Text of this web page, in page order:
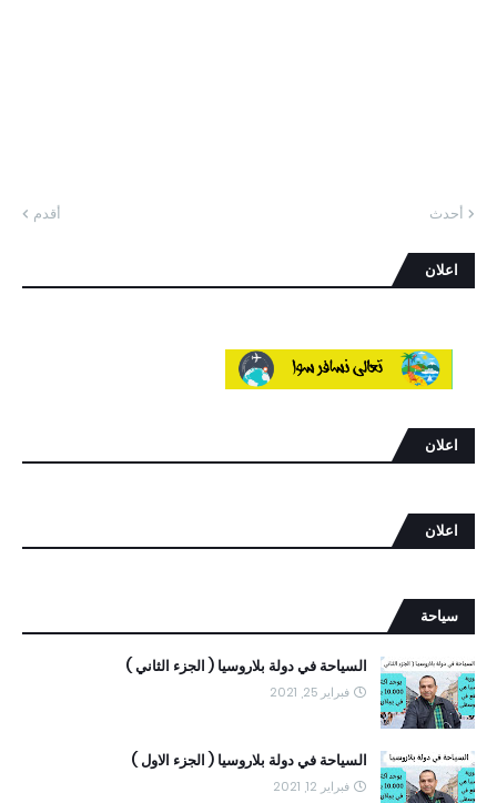
أحدث أقدم
اعلان
اعلان
اعلان
سياحة
السياحة في دولة بلاروسيا ( الجزء الثاني )
فبراير 25, 2021
السياحة في دولة بلاروسيا ( الجزء الاول )
فبراير 12, 2021